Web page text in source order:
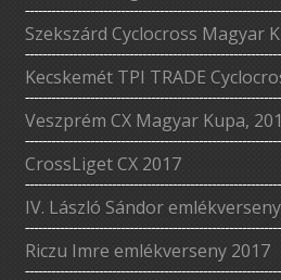
Szekszárd Cyclocross Magyar
Kecskemét TPI TRADE
Veszprém CX Magyar Kupa,
CrossLiget CX 2017
IV. László Sándor emlékverseny
Riczu Imre emlékverseny 2017